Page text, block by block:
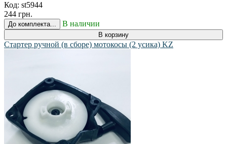
Код: st5944
244 грн.
До комплекта... В наличии
В корзину
Стартер ручной (в сборе) мотокосы (2 усика) KZ